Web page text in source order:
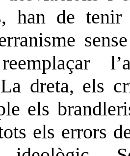
han de
dreta, els
els
els errors